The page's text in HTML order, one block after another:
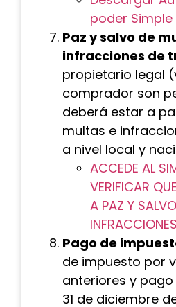
poder Simple
Paz y salvo de
infracciones de
propietario legal
comprador son
deberá estar a
multas e
a nivel local y
ACCEDE AL
VERIFICAR
A PAZ Y
Pago de
de impuesto por
anteriores y
31 de diciembre